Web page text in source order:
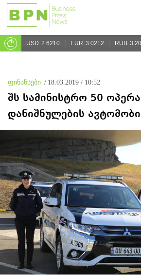
USD 2.6210 EUR 3.0212 RUB
ფინანსები / 18.03.2019 / 10:52
შს სამინისტრო 50
დანიშნულების